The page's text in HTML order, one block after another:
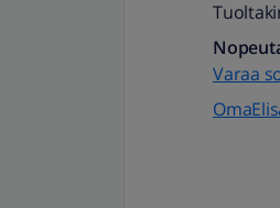
Varaa